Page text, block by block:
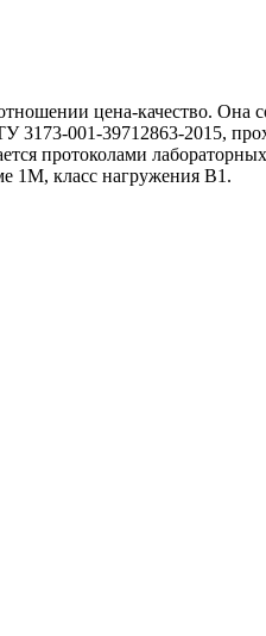
цена-качество. Она
3173-001-39712863-2015,
протоколами
1М, класс нагружения В1.